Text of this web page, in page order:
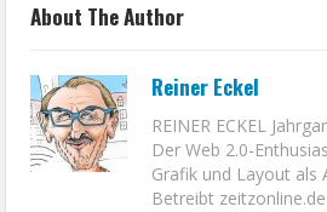
About The Author
Reiner Eckel
REINER ECKEL
Der Web 2.0-
Grafik und Layout als
Betreibt